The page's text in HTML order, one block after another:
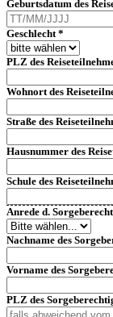
Geburtsdatum des
Geschlecht*
PLZ des
Wohnort des
Straße des
Hausnummer des
Schule des
Anrede d.
Nachname des
Vorname des
PLZ des